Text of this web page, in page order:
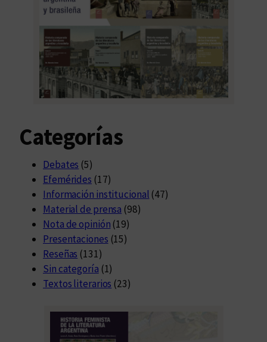
Categorías
Debates (5)
Efemérides (17)
Información institucional (47)
Material de prensa (98)
Nota de opinión (19)
Presentaciones (15)
Reseñas (131)
Sin categoría (1)
Textos literarios (23)